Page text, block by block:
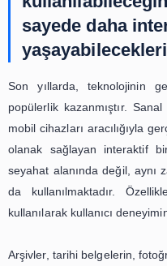
öğrenciler için, tarihi ve
yardımcı olabilir.
araştırma yaparken, o
sayesinde daha
sahip olabilir. Böylece,
dersler daha ilgi çekici
Ayrıca, interaktif
koleksiyonlar daha
etmek için fiziksel